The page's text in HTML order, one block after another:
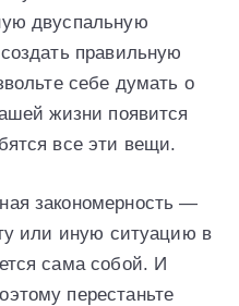
двуспальную
правильную
себе думать о
жизни появится
все эти вещи.
закономерность —
или иную ситуацию в
сама собой. И
перестаньте